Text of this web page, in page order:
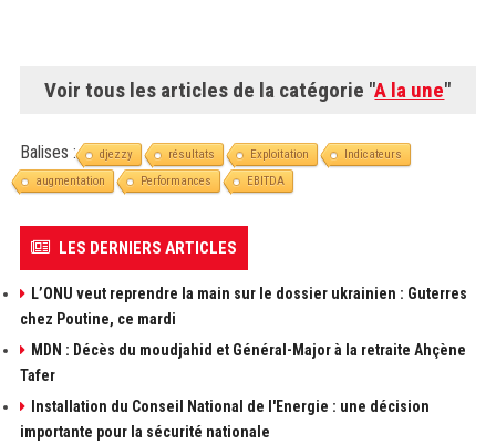
Voir tous les articles de la catégorie "A la une"
Balises : djezzy résultats Exploitation
Indicateurs
augmentation
Performances EBITDA
LES DERNIERS ARTICLES
L’ONU veut reprendre la main sur le dossier ukrainien : Guterres
chez Poutine, ce mardi
MDN : Décès du moudjahid et Général-Major à la retraite Ahçène
Tafer
Installation du Conseil National de l'Energie : une décision
importante pour la sécurité nationale